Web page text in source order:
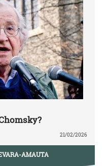
21/02/2026
AMAUTA